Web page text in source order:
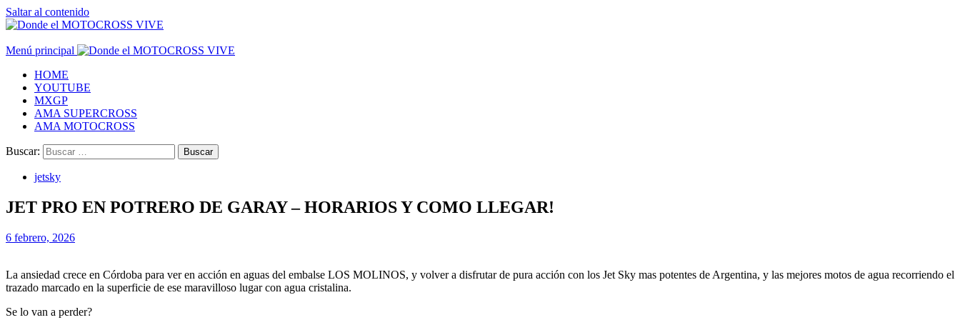
Saltar al contenido
Menú principal
HOME
YOUTUBE
MXGP
AMA SUPERCROSS
AMA MOTOCROSS
Buscar:
jetsky
JET PRO EN POTRERO DE GARAY – HORARIOS Y COMO LLEGAR!
6 febrero, 2026
La ansiedad crece en Córdoba para ver en acción en aguas del embalse LOS MOLINOS, y volver a disfrutar de pura acción con los Jet Sky mas potentes de Argentina, y las mejores motos de agua recorriendo el
trazado marcado en la superficie de ese maravilloso lugar con agua cristalina.
Se lo van a perder?